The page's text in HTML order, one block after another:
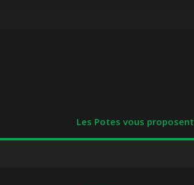
Les Potes vous proposent